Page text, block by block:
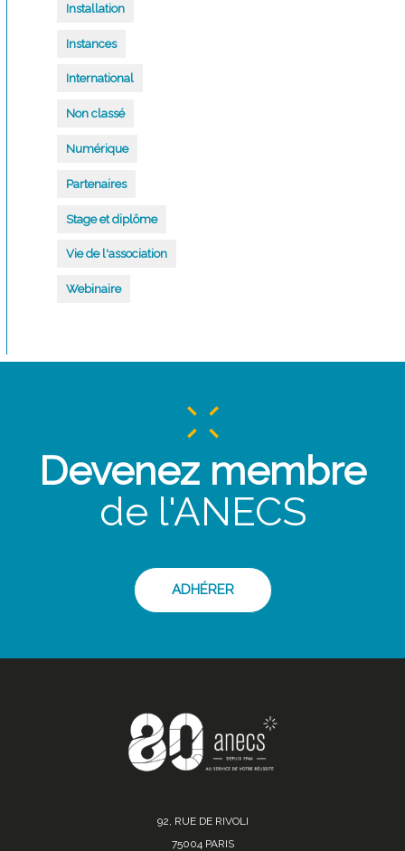
Installation
Instances
International
Non classé
Numérique
Partenaires
Stage et diplôme
Vie de l'association
Webinaire
Devenez membre
de l'ANECS
ADHÉRER
92, RUE DE RIVOLI
75004 PARIS